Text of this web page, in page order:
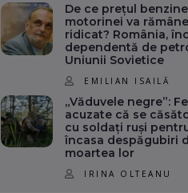
De ce prețul
motorinei va rămâne
ridicat? România,
dependentă de
Uniunii Sovietice
EMILIAN ISAILĂ
„Văduvele negre”:
acuzate că se
cu soldați ruși
încasa despăgubiri
moartea lor
IRINA OLTEANU